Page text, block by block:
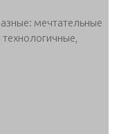
мечтательные